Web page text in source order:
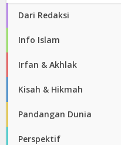
Dari Redaksi
Info Islam
Irfan & Akhlak
Kisah & Hikmah
Pandangan Dunia
Perspektif